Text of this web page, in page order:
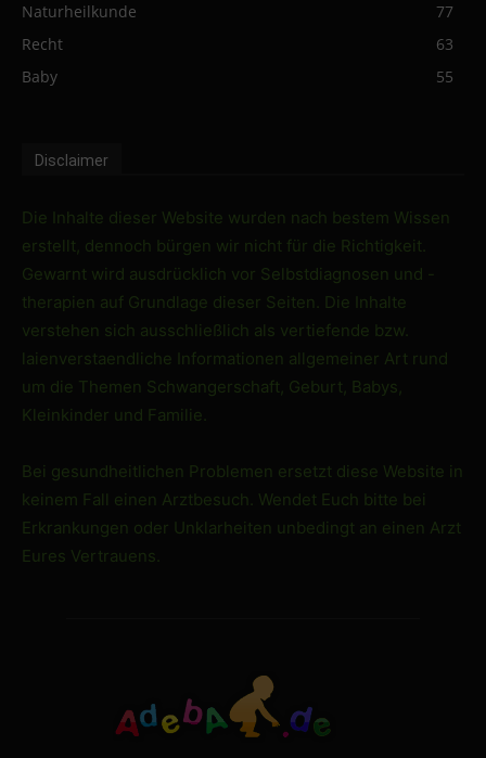
Naturheilkunde
77
Recht
63
Baby
55
Disclaimer
Die Inhalte dieser Website wurden nach bestem Wissen
erstellt, dennoch bürgen wir nicht für die Richtigkeit.
Gewarnt wird ausdrücklich vor Selbstdiagnosen und -
therapien auf Grundlage dieser Seiten. Die Inhalte
verstehen sich ausschließlich als vertiefende bzw.
laienverstaendliche Informationen allgemeiner Art rund
um die Themen Schwangerschaft, Geburt, Babys,
Kleinkinder und Familie.
Bei gesundheitlichen Problemen ersetzt diese Website in
keinem Fall einen Arztbesuch. Wendet Euch bitte bei
Erkrankungen oder Unklarheiten unbedingt an einen Arzt
Eures Vertrauens.